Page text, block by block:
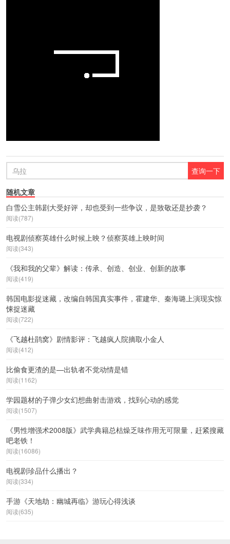
随机文章
白雪公主韩剧大受好评，却也受到一些争议，是致敬还是抄袭？
阅读(787)
电视剧侦察英雄什么时候上映？侦察英雄上映时间
阅读(343)
《我和我的父辈》解读：传承、创造、创业、创新的故事
阅读(419)
韩国电影捉迷藏，改编自韩国真实事件，霍建华、秦海璐上演现实惊
悚捉迷藏
阅读(722)
《飞越杜鹃窝》剧情影评：飞越疯人院摘取小金人
阅读(412)
比偷食更渣的是—出轨者不觉动情是错
阅读(1162)
学园题材的子弹少女幻想曲射击游戏，找到心动的感觉
阅读(1507)
《男性增强术2008版》武学典籍总枯燥乏味作用无可限量，赶紧搜藏
吧老铁！
阅读(16086)
电视剧珍品什么播出？
阅读(334)
手游《天地劫：幽城再临》游玩心得浅谈
阅读(635)